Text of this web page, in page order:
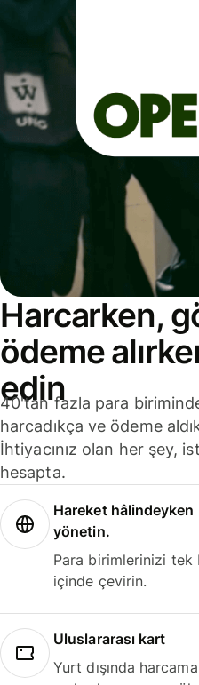
Harcarken,
ödeme
edin
40'tan fazla para
harcadıkça ve ödeme
İhtiyacınız olan her şey,
hesapta.
Hareket hâlindeyken
yönetin.
Para birimlerinizi
içinde çevirin.
Uluslararası kart
Yurt dışında